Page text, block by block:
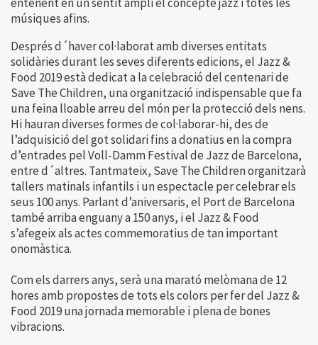
músiques afins.
Després d´haver col·laborat amb diverses entitats
solidàries durant les seves diferents edicions, el Jazz &
Food 2019 està dedicat a la celebració del centenari de
Save The Children, una organització indispensable que fa
una feina lloable arreu del món per la protecció dels nens.
Hi hauran diverses formes de col·laborar-hi, des de
l’adquisició del got solidari fins a donatius en la compra
d’entrades pel Voll-Damm Festival de Jazz de Barcelona,
entre d´altres. Tantmateix, Save The Children organitzarà
tallers matinals infantils i un espectacle per celebrar els
seus 100 anys. Parlant d’aniversaris, el Port de Barcelona
també arriba enguany a 150 anys, i el Jazz & Food
s’afegeix als actes commemoratius de tan important
onomàstica.
Com els darrers anys, serà una marató melòmana de 12
hores amb propostes de tots els colors per fer del Jazz &
Food 2019 una jornada memorable i plena de bones
vibracions.